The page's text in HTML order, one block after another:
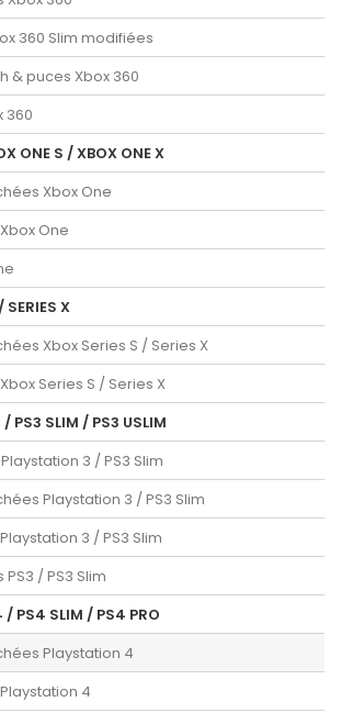
360 Slim modifiées
& puces Xbox 360
360
ONE S / XBOX ONE X
Xbox One
One
SERIES X
Xbox Series S / Series X
Series S / Series X
PS3 SLIM / PS3 USLIM
3 / PS3 Slim
Playstation 3 / PS3 Slim
3 / PS3 Slim
/ PS3 Slim
/ PS4 SLIM / PS4 PRO
Playstation 4
4